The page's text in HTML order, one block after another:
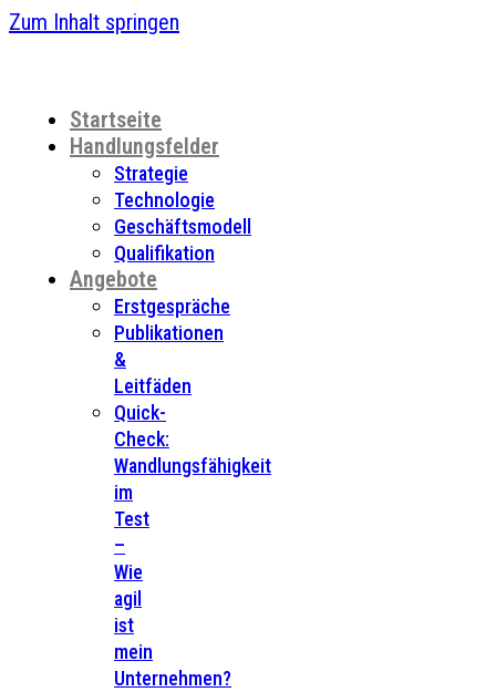
Zum Inhalt springen
Startseite
Handlungsfelder
Strategie
Technologie
Geschäftsmodell
Qualifikation
Angebote
Erstgespräche
Publikationen
&
Leitfäden
Quick-
Check:
Wandlungsfähigkeit
im
Test
–
Wie
agil
ist
mein
Unternehmen?